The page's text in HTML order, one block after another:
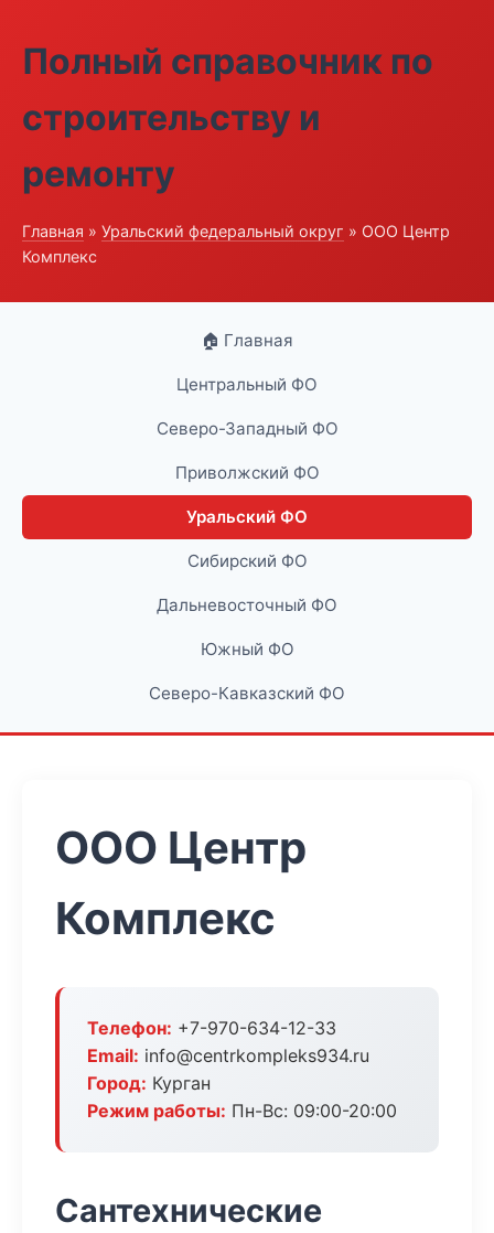
Полный справочник по
строительству и
ремонту
Главная » Уральский федеральный округ » ООО Центр
Комплекс
🏠 Главная
Центральный ФО
Северо-Западный ФО
Приволжский ФО
Уральский ФО
Сибирский ФО
Дальневосточный ФО
Южный ФО
Северо-Кавказский ФО
ООО Центр
Комплекс
Телефон: +7-970-634-12-33
Email: info@centrkompleks934.ru
Город: Курган
Режим работы: Пн-Вс: 09:00-20:00
Сантехнические